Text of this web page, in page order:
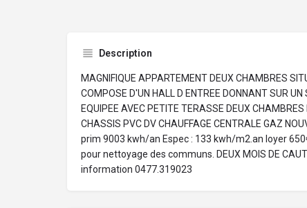
Description
MAGNIFIQUE APPARTEMENT DEUX CHAMBRES
COMPOSE D'UN HALL D ENTREE DONNANT SUR UN
EQUIPEE AVEC PETITE TERASSE DEUX CHAMBRES
CHASSIS PVC DV CHAUFFAGE CENTRALE GAZ
prim 9003 kwh/an Espec : 133 kwh/m2.an loyer
pour nettoyage des communs. DEUX MOIS DE
information 0477.319023